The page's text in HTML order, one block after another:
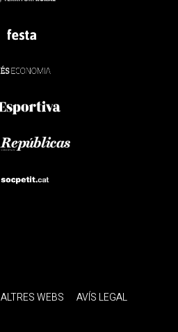
ALTRES WEBS
AVÍS LEGAL